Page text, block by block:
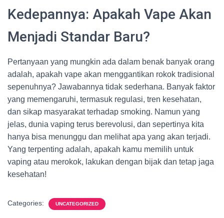
Kedepannya: Apakah Vape Akan
Menjadi Standar Baru?
Pertanyaan yang mungkin ada dalam benak banyak orang
adalah, apakah vape akan menggantikan rokok tradisional
sepenuhnya? Jawabannya tidak sederhana. Banyak faktor
yang memengaruhi, termasuk regulasi, tren kesehatan,
dan sikap masyarakat terhadap smoking. Namun yang
jelas, dunia vaping terus berevolusi, dan sepertinya kita
hanya bisa menunggu dan melihat apa yang akan terjadi.
Yang terpenting adalah, apakah kamu memilih untuk
vaping atau merokok, lakukan dengan bijak dan tetap jaga
kesehatan!
Categories: UNCATEGORIZED